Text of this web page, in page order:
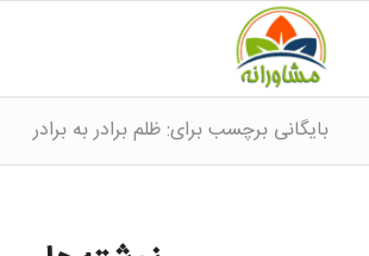
بایگانی برچسب برای: ظلم برادر به برادر